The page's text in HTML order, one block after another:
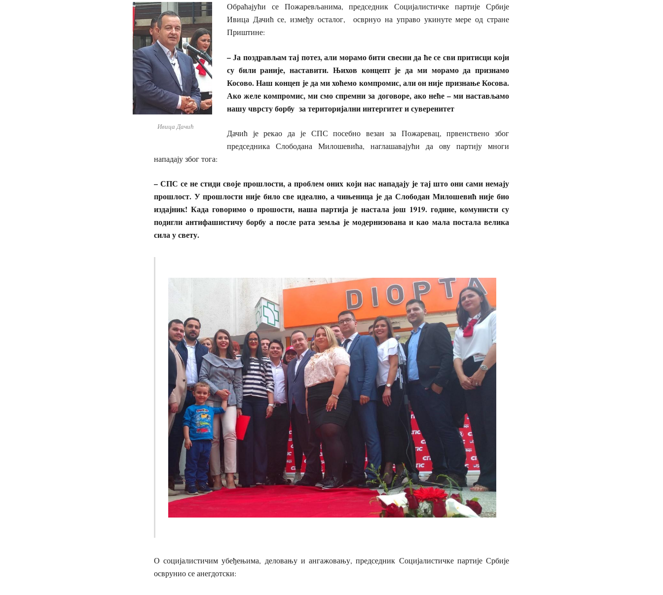
Ивица Дачић
Обраћајући се Пожаревљанима, председник Социјалистичке партије Србије
Ивица Дачић се, између осталог, осврнуо на управо укинуте мере од стране
Приштине:
– Ја поздрављам тај потез, али морамо бити свесни да ће се сви притисци који
су били раније, наставити. Њихов концепт је да ми морамо да признамо
Косово. Наш концеп је да ми хоћемо компромис, али он није признање Косова.
Ако желе компромис, ми смо спремни за договоре, ако неће – ми настављамо
нашу чврсту борбу за територијални интергитет и суверенитет
Дачић је рекао да је СПС посебно везан за Пожаревац, првенствено због
председника Слободана Милошевића, наглашавајући да ову партију многи
нападају због тога:
– СПС се не стиди своје прошлости, а проблем оних који нас нападају је тај што они сами немају
прошлост. У прошлости није било све идеално, а чињеница је да Слободан Милошевић није био
издајник! Када говоримо о прошости, наша партија је настала још 1919. године, комунисти су
подигли антифашистичу борбу а после рата земља је модернизована и као мала постала велика
сила у свету.
О социјалистичим убеђењима, деловању и ангажовању, председник Социјалистичке партије Србије
осврунио се анегдотски: